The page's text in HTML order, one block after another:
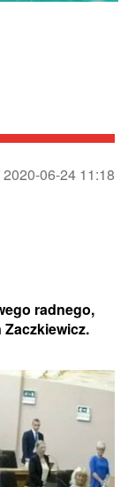
2020-06-24 11:18
radnego,